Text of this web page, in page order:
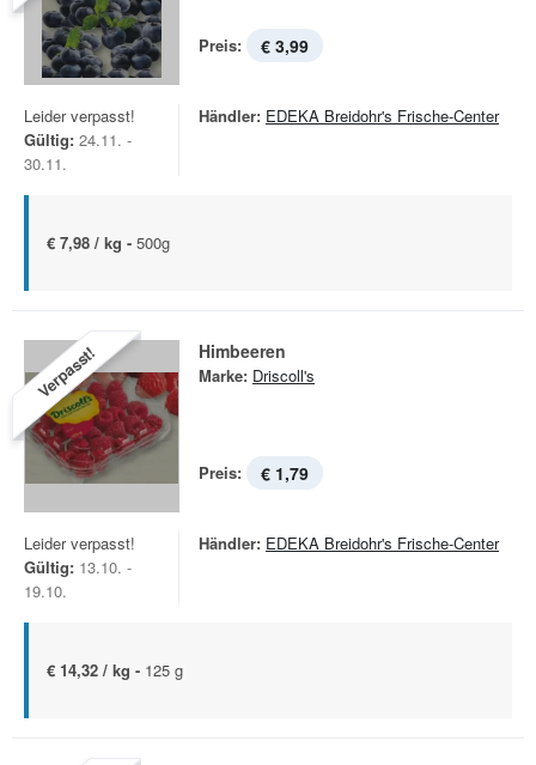
Preis: € 3,99
Leider verpasst!
Gültig: 24.11. -
30.11.
Händler: EDEKA Breidohr's Frische-Center
€ 7,98 / kg - 500g
Verpasst! Himbeeren
Marke: Driscoll's
Preis: € 1,79
Leider verpasst!
Gültig: 13.10. -
19.10.
Händler: EDEKA Breidohr's Frische-Center
€ 14,32 / kg - 125 g